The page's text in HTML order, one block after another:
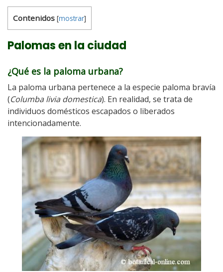
Contenidos [mostrar]
Palomas en la ciudad
¿Qué es la paloma urbana?
La paloma urbana pertenece a la especie paloma bravía
(Columba livia domestica). En realidad, se trata de
individuos domésticos escapados o liberados
intencionadamente.